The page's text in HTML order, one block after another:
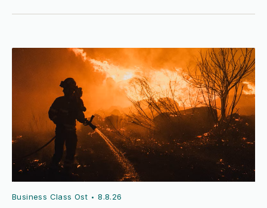
Business Class Ost •8.8.26